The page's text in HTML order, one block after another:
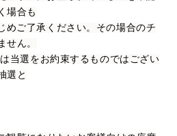
場合も
めご了承ください。その場合のチ
せん。
当選をお約束するものではござい
選と